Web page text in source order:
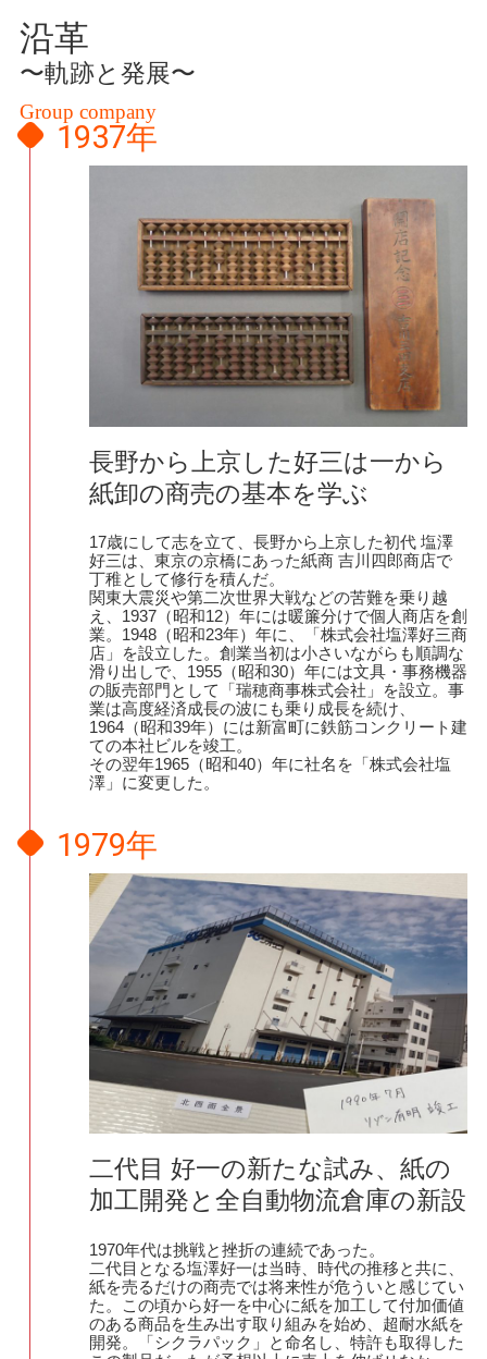
沿革
〜軌跡と発展〜
Group company
1937年
長野から上京した好三は一から
紙卸の商売の基本を学ぶ
17歳にして志を立て、長野から上京した初代 塩澤
好三は、東京の京橋にあった紙商 吉川四郎商店で
丁稚として修行を積んだ。
関東大震災や第二次世界大戦などの苦難を乗り越
え、1937（昭和12）年には暖簾分けで個人商店を創
業。1948（昭和23年）年に、「株式会社塩澤好三商
店」を設立した。創業当初は小さいながらも順調な
滑り出しで、1955（昭和30）年には文具・事務機器
の販売部門として「瑞穂商事株式会社」を設立。事
業は高度経済成長の波にも乗り成長を続け、
1964（昭和39年）には新富町に鉄筋コンクリート建
ての本社ビルを竣工。
その翌年1965（昭和40）年に社名を「株式会社塩
澤」に変更した。
1979年
二代目 好一の新たな試み、紙の
加工開発と全自動物流倉庫の新設
1970年代は挑戦と挫折の連続であった。
二代目となる塩澤好一は当時、時代の推移と共に、
紙を売るだけの商売では将来性が危ういと感じてい
た。この頃から好一を中心に紙を加工して付加価値
のある商品を生み出す取り組みを始め、超耐水紙を
開発。「シクラパック」と命名し、特許も取得した